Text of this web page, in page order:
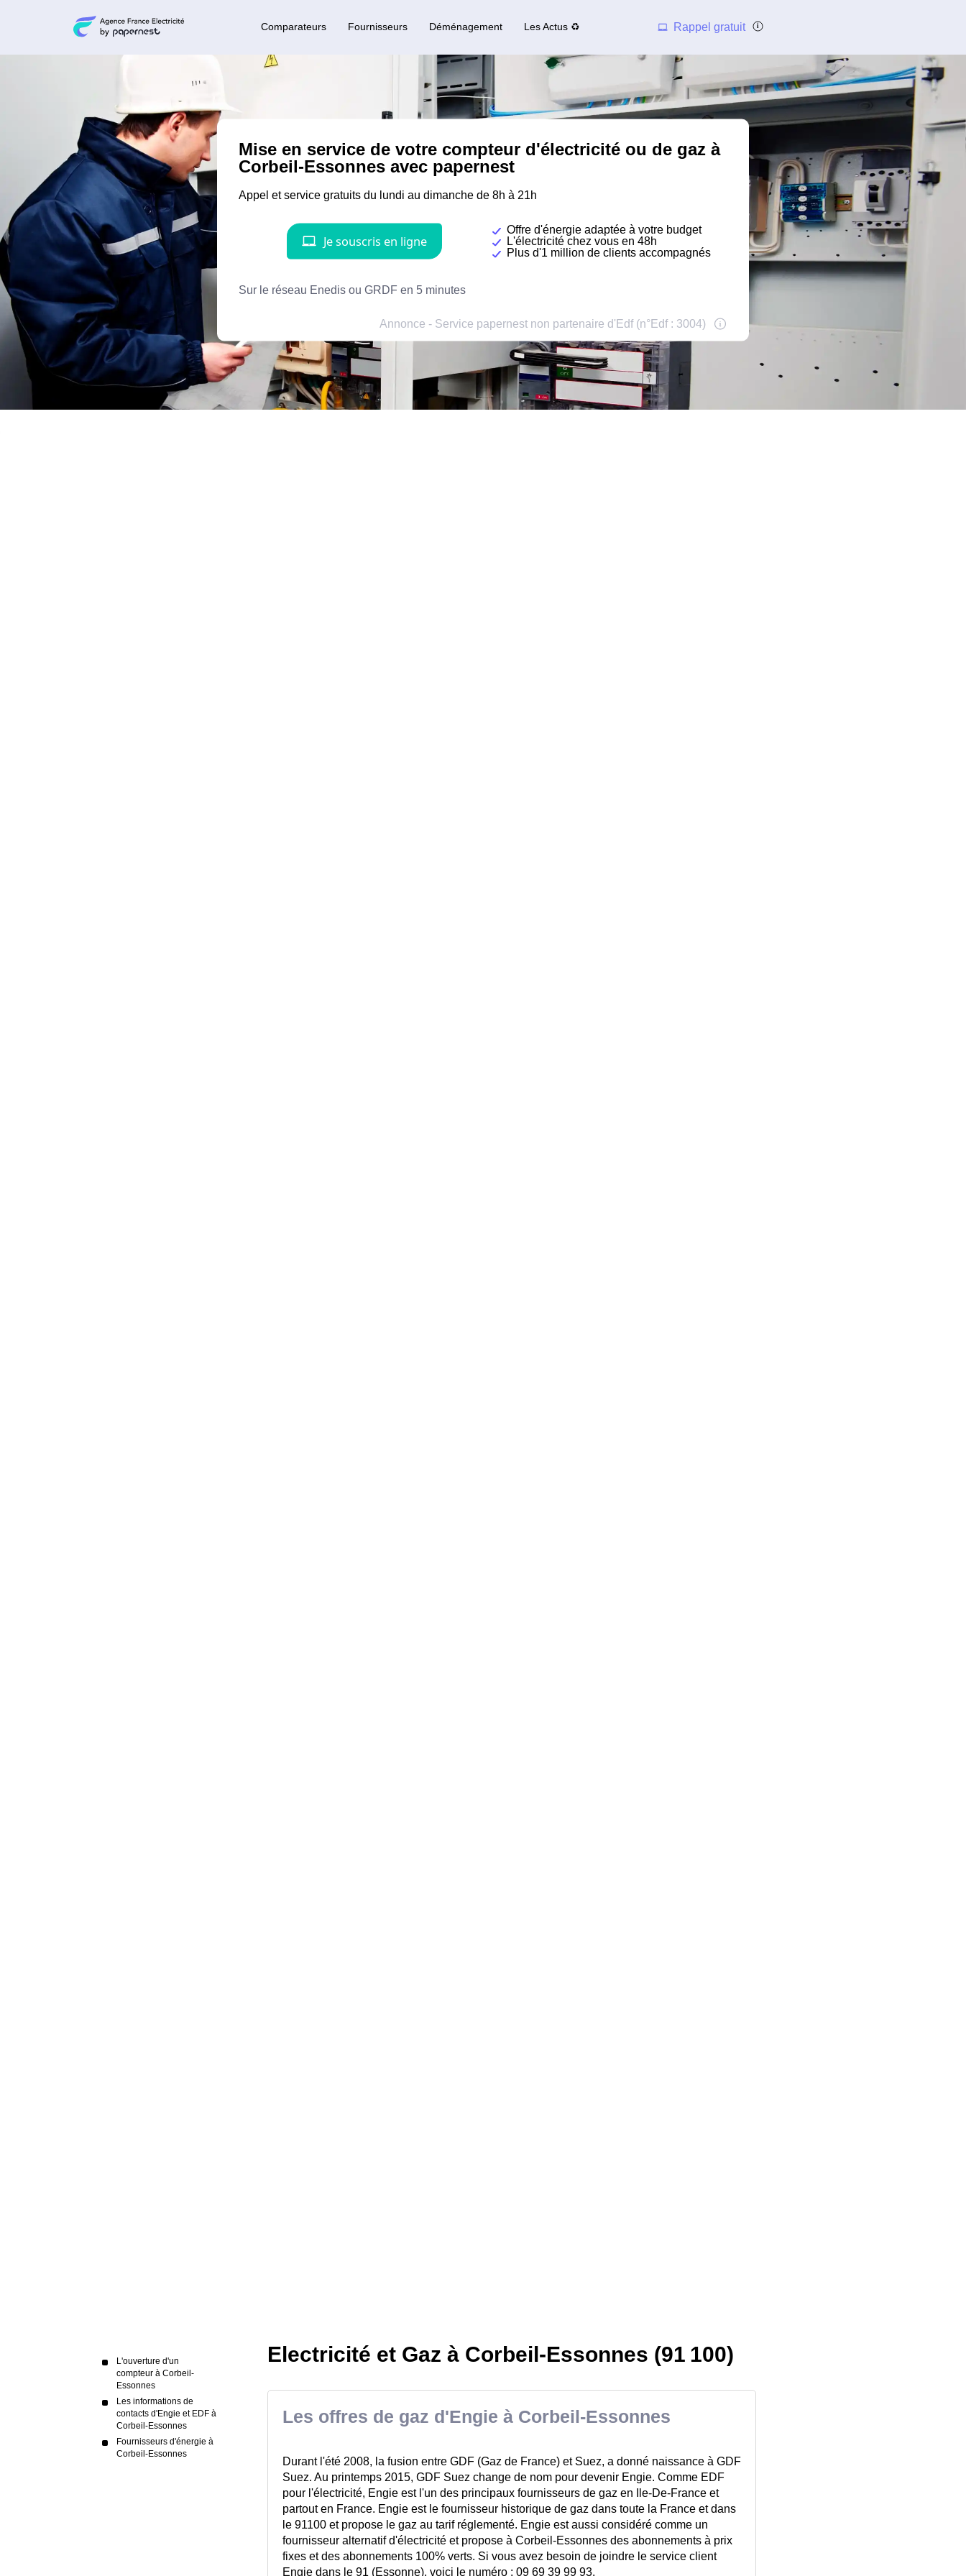
Comparateurs Fournisseurs Déménagement Les Actus ♻️ Rappel gratuit
L'ouverture d'un
compteur à Corbeil-
Essonnes
Les informations de
contacts d'Engie et EDF à
Corbeil-Essonnes
Fournisseurs d'énergie à
Corbeil-Essonnes
Electricité et Gaz à Corbeil-Essonnes (91 100)
Les offres de gaz d'Engie à Corbeil-Essonnes
Durant l'été 2008, la fusion entre GDF (Gaz de France) et Suez, a donné naissance à GDF
Suez. Au printemps 2015, GDF Suez change de nom pour devenir Engie. Comme EDF
pour l'électricité, Engie est l'un des principaux fournisseurs de gaz en Ile-De-France et
partout en France. Engie est le fournisseur historique de gaz dans toute la France et dans
le 91100 et propose le gaz au tarif réglementé. Engie est aussi considéré comme un
fournisseur alternatif d'électricité et propose à Corbeil-Essonnes des abonnements à prix
fixes et des abonnements 100% verts. Si vous avez besoin de joindre le service client
Engie dans le 91 (Essonne), voici le numéro : 09 69 39 99 93.